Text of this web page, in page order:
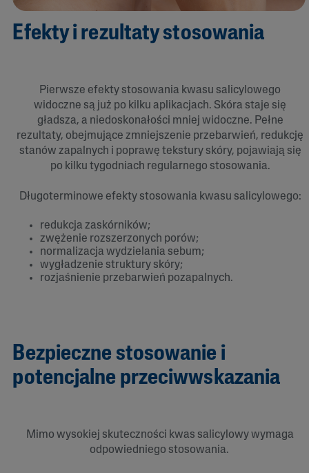
Efekty i rezultaty stosowania
Pierwsze efekty stosowania kwasu salicylowego
widoczne są już po kilku aplikacjach. Skóra staje się
gładsza, a niedoskonałości mniej widoczne. Pełne
rezultaty, obejmujące zmniejszenie przebarwień, redukcję
stanów zapalnych i poprawę tekstury skóry, pojawiają się
po kilku tygodniach regularnego stosowania.
Długoterminowe efekty stosowania kwasu salicylowego:
redukcja zaskórników;
zwężenie rozszerzonych porów;
normalizacja wydzielania sebum;
wygładzenie struktury skóry;
rozjaśnienie przebarwień pozapalnych.
Bezpieczne stosowanie i
potencjalne przeciwwskazania
Mimo wysokiej skuteczności kwas salicylowy wymaga
odpowiedniego stosowania.